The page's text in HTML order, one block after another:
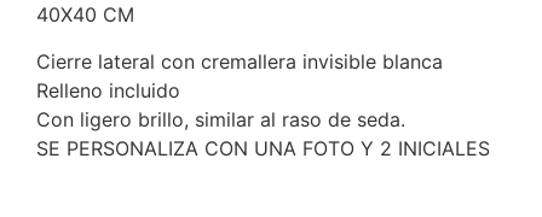
40X40 CM
Cierre lateral con cremallera invisible blanca
Relleno incluido
Con ligero brillo, similar al raso de seda.
SE PERSONALIZA CON UNA FOTO Y 2 INICIALES